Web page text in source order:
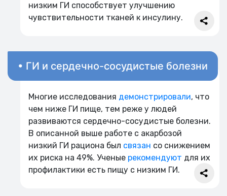
низким ГИ способствует улучшению
чувствительности тканей к инсулину.
• ГИ и сердечно-сосудистые болезни
Многие исследования демонстрировали, что
чем ниже ГИ пище, тем реже у людей
развиваются сердечно-сосудистые болезни.
В описанной выше работе с акарбозой
низкий ГИ рациона был связан со снижением
их риска на 49%. Ученые рекомендуют для их
профилактики есть пищу с низким ГИ.